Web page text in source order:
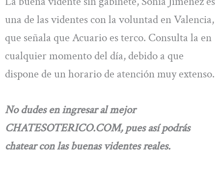
una de las videntes con la voluntad en Valencia,
que señala que Acuario es terco. Consulta la en
cualquier momento del día, debido a que
dispone de un horario de atención muy extenso.
No dudes en ingresar al mejor
CHATESOTERICO.COM, pues así podrás
chatear con las buenas videntes reales.